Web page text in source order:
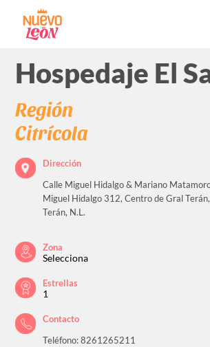
Hospedaje El
Región
Citrícola
Dirección
Calle Miguel Hidalgo & Mariano
Miguel Hidalgo 312, Centro de Gral
Terán, N.L.
Zona
Selecciona
Estrellas
1
Contacto
Teléfono: 8261265211